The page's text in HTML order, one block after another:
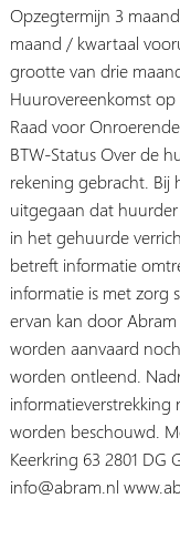
Opzegtermijn 3
maand / kwartaal
grootte van drie
Huurovereenkomst
Raad voor
BTW-Status Over de
rekening gebracht. Bij
uitgegaan dat
in het gehuurde
betreft informatie
informatie is met zorg
ervan kan door
worden aanvaard
worden ontleend.
worden beschouwd.
Keerkring 63 2801 DG
info@abram.nl